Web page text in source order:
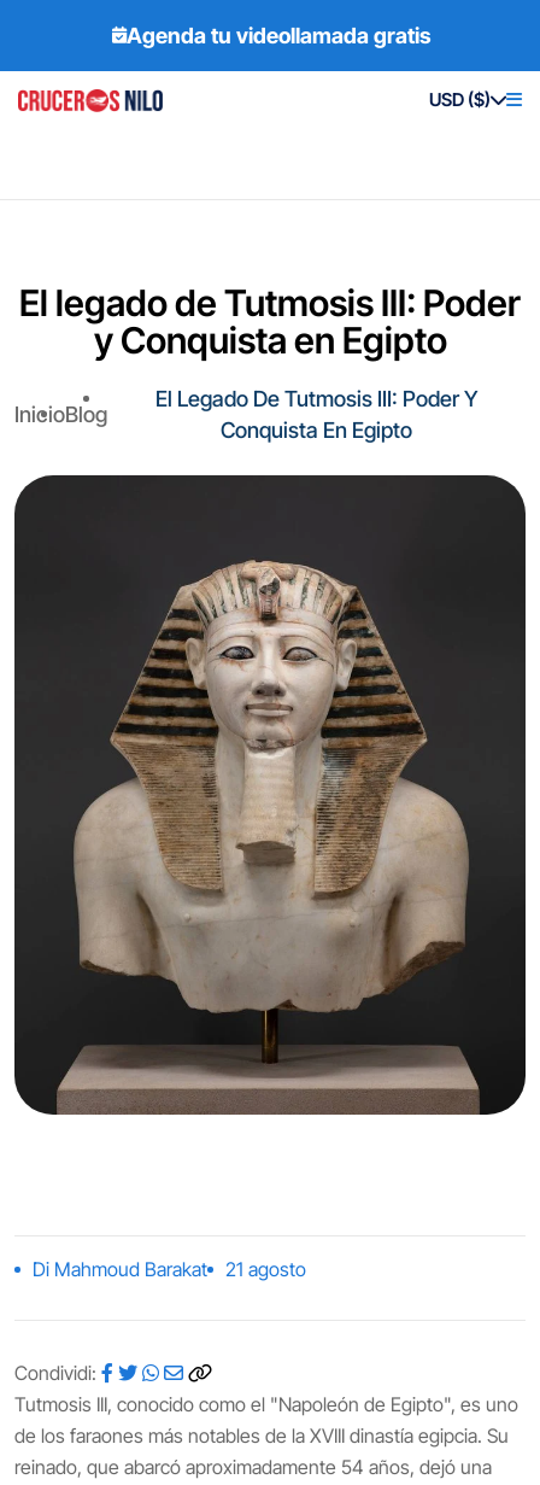
Agenda tu videollamada gratis
USD ($)
El legado de Tutmosis III: Poder
y Conquista en Egipto
InicioBlog
El Legado De Tutmosis III: Poder Y
Conquista En Egipto
Di Mahmoud Barakat 21 agosto
Condividi:
Tutmosis III, conocido como el "Napoleón de Egipto", es uno
de los faraones más notables de la XVIII dinastía egipcia. Su
reinado, que abarcó aproximadamente 54 años, dejó una